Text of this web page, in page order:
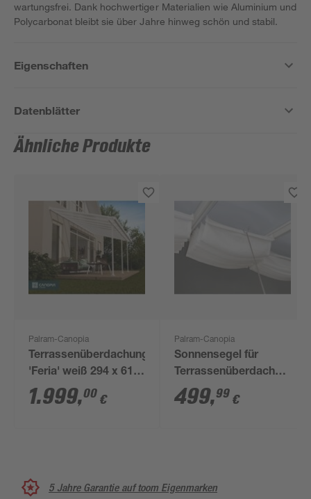
wartungsfrei. Dank hochwertiger Materialien wie Aluminium und
Polycarbonat bleibt sie über Jahre hinweg schön und stabil.
Eigenschaften
Datenblätter
Ähnliche Produkte
Palram-Canopia
Terrassenüberdachung
'Feria' weiß 294 x 610
cm Polycarbonat
transparent
1.999,00 €
Palram-Canopia
Sonnensegel für
Terrassenüberdachung
3 x 7,4 m
499,99 €
5 Jahre Garantie auf toom Eigenmarken